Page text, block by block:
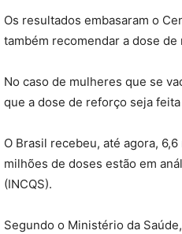
Os resultados embasaram o
também recomendar a dose
No caso de mulheres que se
que a dose de reforço seja
O Brasil recebeu, até agora,
milhões de doses estão em
(INCQS).
Segundo o Ministério da